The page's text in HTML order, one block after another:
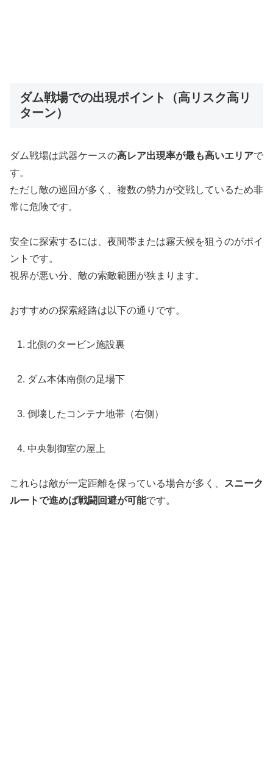
ダム戦場での出現ポイント（高リスク高リ
ターン）
ダム戦場は武器ケースの高レア出現率が最も高いエリアで
す。
ただし敵の巡回が多く、複数の勢力が交戦しているため非
常に危険です。
安全に探索するには、夜間帯または霧天候を狙うのがポイ
ントです。
視界が悪い分、敵の索敵範囲が狭まります。
おすすめの探索経路は以下の通りです。
北側のタービン施設裏
ダム本体南側の足場下
倒壊したコンテナ地帯（右側）
中央制御室の屋上
これらは敵が一定距離を保っている場合が多く、
スニーク
ルートで進めば戦闘回避が可能です。